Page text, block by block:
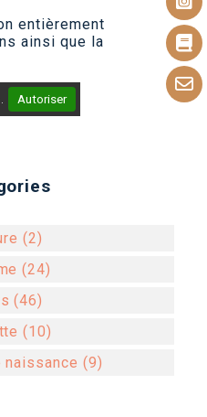
entièrement
ainsi que la
Autoriser
(2)
(24)
(46)
(10)
naissance (9)